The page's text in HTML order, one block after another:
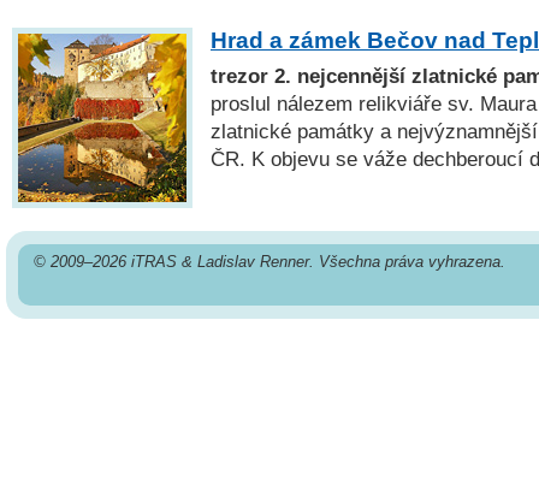
Hrad a zámek Bečov nad
trezor 2. nejcennější zlatnické
proslul nálezem relikviáře sv.
zlatnické památky a
ČR. K objevu se váže dechberoucí
© 2009–2026 iTRAS & Ladislav Renner. Všechna práva vyhrazena.